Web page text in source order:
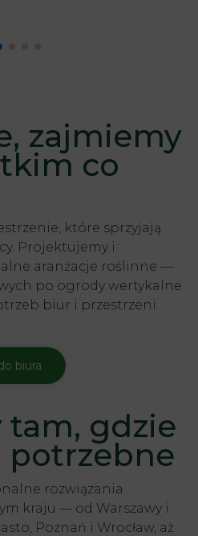
zajmiemy
co
które sprzyjają
Projektujemy i
aranżacje roślinne —
po ogrody wertykalne
biur i przestrzeni
biura
tam, gdzie
potrzebne
rozwiązania
kraju — od Warszawy i
Poznań i Wrocław, aż